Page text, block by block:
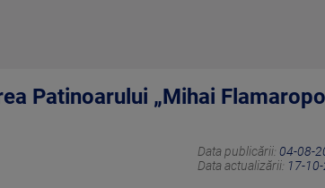
Patinoarului „Mihai
Data publicării: 04-08-
Data actualizării: 17-